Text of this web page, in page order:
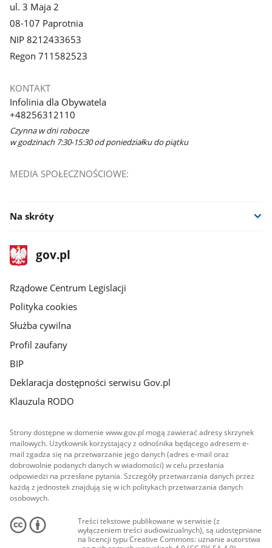
ul. 3 Maja 2
08-107 Paprotnia
NIP 8212433653
Regon 711582523
KONTAKT
Infolinia dla Obywatela
+48256312110
Czynna w dni robocze
w godzinach 7:30-15:30 od poniedziałku do piątku
MEDIA SPOŁECZNOŚCIOWE:
Na skróty
stopka
gov.plStrona
gov.pl
Rządowe Centrum Legislacji
Polityka cookies
Służba cywilna
Profil zaufany
BIP
Deklaracja dostępności serwisu Gov.pl
Klauzula RODO
Strony dostępne w domenie www.gov.pl mogą zawierać adresy skrzynek
mailowych. Użytkownik korzystający z odnośnika będącego adresem e-
mail zgadza się na przetwarzanie jego danych (adres e-mail oraz
dobrowolnie podanych danych w wiadomości) w celu przesłania
odpowiedzi na przesłane pytania. Szczegóły przetwarzania danych przez
każdą z jednostek znajdują się w ich politykach przetwarzania danych
osobowych.
Treści tekstowe publikowane w serwisie (z
wyłączeniem treści audiowizualnych), są udostępniane
na licencji typu Creative Commons: uznanie autorstwa